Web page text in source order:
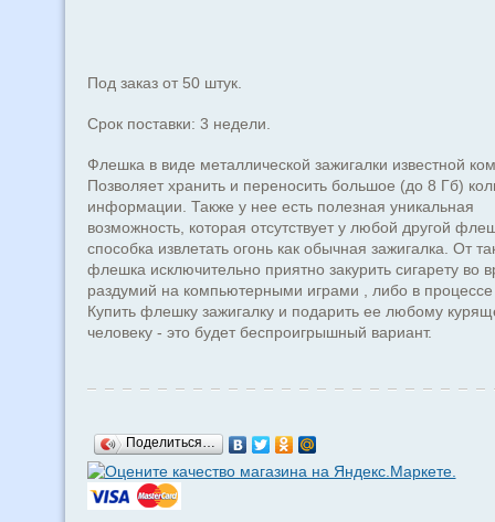
Под заказ от 50 штук.
Срок поставки: 3 недели.
Флешка в виде металлической зажигалки известной
Позволяет хранить и переносить большое (до 8 Гб)
информации. Также у нее есть полезная уникальная
возможность, которая отсутствует у любой другой
способка извлетать огонь как обычная зажигалка. От
флешка исключительно приятно закурить сигарету во
раздумий на компьютерными играми , либо в
Купить флешку зажигалку и подарить ее любому
человеку - это будет беспроигрышный вариант.
Поделиться…